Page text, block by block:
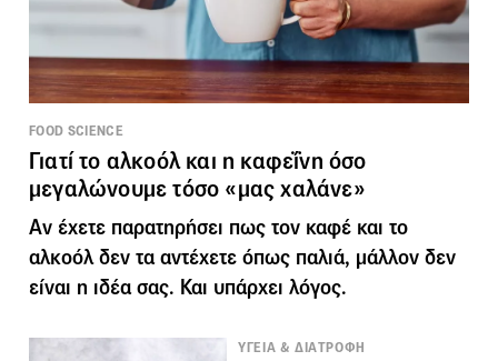
FOOD SCIENCE
Γιατί το αλκοόλ και η καφεΐνη όσο
μεγαλώνουμε τόσο «μας χαλάνε»
Αν έχετε παρατηρήσει πως τον καφέ και το
αλκοόλ δεν τα αντέχετε όπως παλιά, μάλλον δεν
είναι η ιδέα σας. Και υπάρχει λόγος.
ΥΓΕΙΑ & ΔΙΑΤΡΟΦΗ